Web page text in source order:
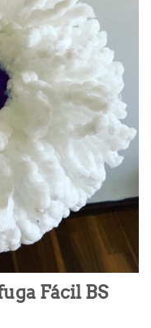
de
deseos
Fácil BS